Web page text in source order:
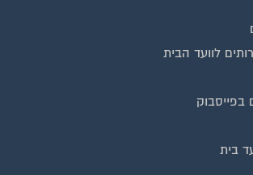
לוועד הבית
בפייסבוק
בית